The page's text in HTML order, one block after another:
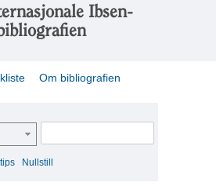
Ibsen-
Om bibliografien
Nullstill